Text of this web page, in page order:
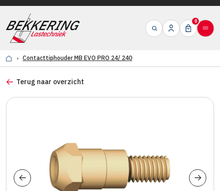
0
Contacttiphouder MB EVO PRO 24/ 240
Terug naar overzicht